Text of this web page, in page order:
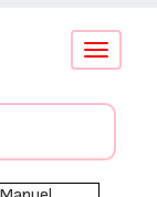
Conmutar